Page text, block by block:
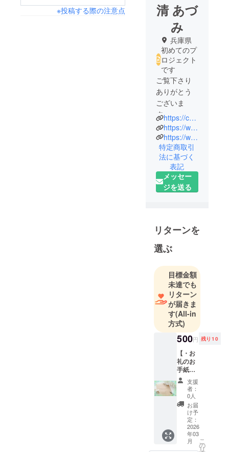
※投稿する際の注意点
清 あづ
み
兵庫県
初めてのプ
ロジェクト
です
ご覧下さり
ありがとう
ございま
す。
兵庫県在住
の清あづみ
と申しま
す。
現在は、賃
貸マンショ
オーナーと
してリラク
ゼーション
営していま
す。
慌ただしい
日々の中、
私自身も含
め、『自分
を愛し大切
にする事』
を後回しに
されている
方が多いの
ではないで
しょうか。
これは、自
https://coubic.com/rarafundemukonosou20250428
https://www.facebook.com/share/19EDJS1UkQ/?mibextid=wwXIfr
https://www.instagram.com/salon_de_rarafun?igsh=YjF0b2ZleTluOWd1&utm_source=qr
特定商取引
法に基づく
表記
メッセー
ジを送る
リターンを
選ぶ
目標金額
未達でも
リターン
が届きま
す(All-in
方式)
500円 残り10
【・お
礼のお
手紙の
お届
け・】
1通1通
に感謝
の気持
ちを込
めて、
お礼の
お手紙
支援
者：
0人
お届
け予
定：
2026
年03
月
こ
の
リ